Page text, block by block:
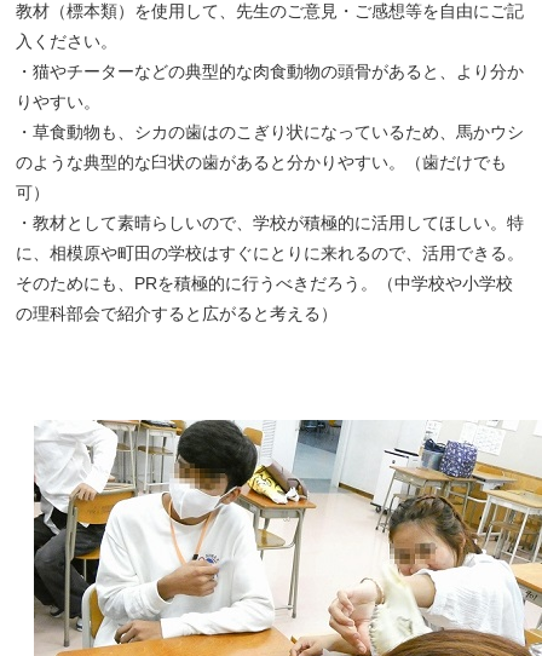
教材（標本類）を使用して、先生のご意見・ご感想等を自由にご記
入ください。
・猫やチーターなどの典型的な肉食動物の頭骨があると、より分か
りやすい。
・草食動物も、シカの歯はのこぎり状になっているため、馬かウシ
のような典型的な臼状の歯があると分かりやすい。（歯だけでも
可）
・教材として素晴らしいので、学校が積極的に活用してほしい。特
に、相模原や町田の学校はすぐにとりに来れるので、活用できる。
そのためにも、PRを積極的に行うべきだろう。（中学校や小学校
の理科部会で紹介すると広がると考える）